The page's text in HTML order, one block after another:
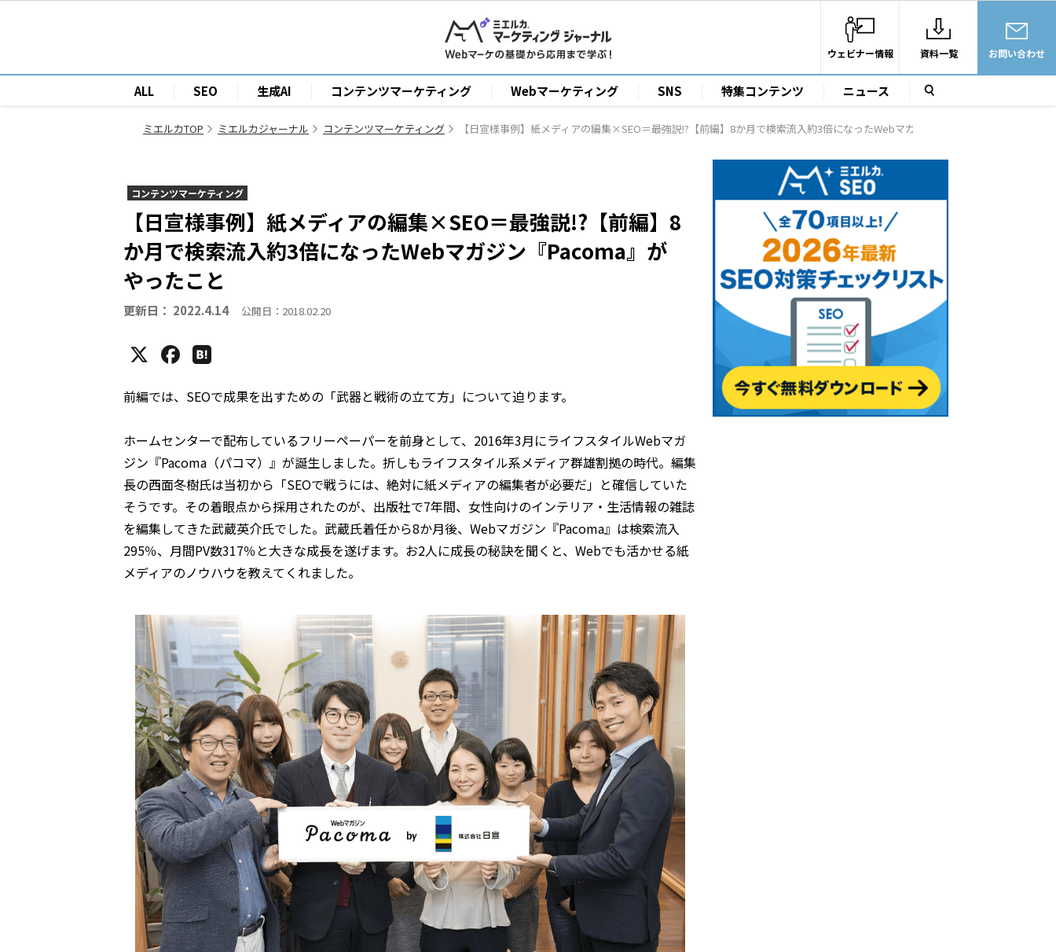
ウェビナー情報 資料一覧 お問い合わせ
ALL SEO 生成AI コンテンツマーケティング Webマーケティング SNS 特集コンテンツ ニュース
ミエルカTOP ミエルカジャーナル コンテンツマーケティング 【日宣様事例】紙メディアの編集×SEO＝最強説!?【前編】8か月で検索流入約3倍になったWebマガジン『Pacoma』がやったこと
コンテンツマーケティング
【日宣様事例】紙メディアの編集×SEO＝最強説!?【前編】8
か月で検索流入約3倍になったWebマガジン『Pacoma』が
やったこと
更新日： 2022.4.14 公開日：2018.02.20
前編では、SEOで成果を出すための「武器と戦術の立て方」について迫ります。
ホームセンターで配布しているフリーペーパーを前身として、2016年3月にライフスタイルWebマガ
ジン『Pacoma（パコマ）』が誕生しました。折しもライフスタイル系メディア群雄割拠の時代。編集
長の西面冬樹氏は当初から「SEOで戦うには、絶対に紙メディアの編集者が必要だ」と確信していた
そうです。その着眼点から採用されたのが、出版社で7年間、女性向けのインテリア・生活情報の雑誌
を編集してきた武蔵英介氏でした。武蔵氏着任から8か月後、Webマガジン『Pacoma』は検索流入
295％、月間PV数317％と大きな成長を遂げます。お2人に成長の秘訣を聞くと、Webでも活かせる紙
メディアのノウハウを教えてくれました。